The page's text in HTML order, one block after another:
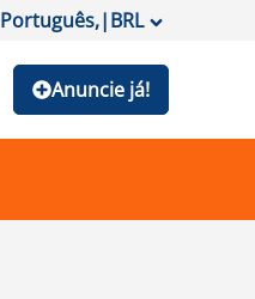
Português,|BRL
Anuncie já!